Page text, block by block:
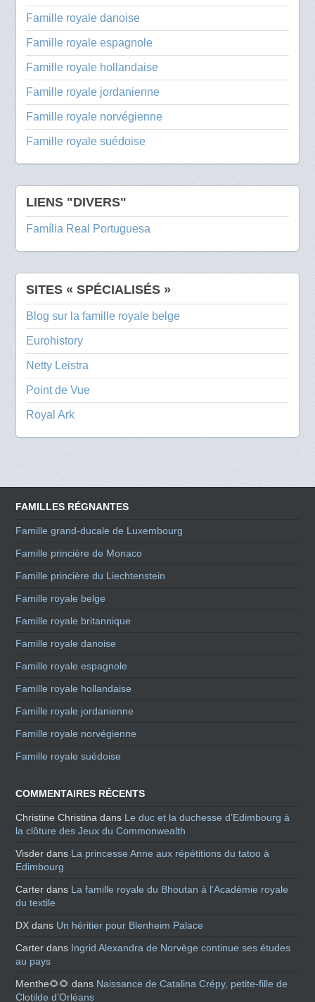
Famille royale danoise
Famille royale espagnole
Famille royale hollandaise
Famille royale jordanienne
Famille royale norvégienne
Famille royale suédoise
LIENS "DIVERS"
Família Real Portuguesa
SITES « SPÉCIALISÉS »
Blog sur la famille royale belge
Eurohistory
Netty Leistra
Point de Vue
Royal Ark
FAMILLES RÉGNANTES
Famille grand-ducale de Luxembourg
Famille princière de Monaco
Famille princière du Liechtenstein
Famille royale belge
Famille royale britannique
Famille royale danoise
Famille royale espagnole
Famille royale hollandaise
Famille royale jordanienne
Famille royale norvégienne
Famille royale suédoise
COMMENTAIRES RÉCENTS
Christine Christina dans Le duc et la duchesse d’Edimbourg à
la clôture des Jeux du Commonwealth
Visder dans La princesse Anne aux répétitions du tatoo à
Edimbourg
Carter dans La famille royale du Bhoutan à l’Académie royale
du textile
DX dans Un héritier pour Blenheim Palace
Carter dans Ingrid Alexandra de Norvège continue ses études
au pays
Menthe🌻🌻 dans Naissance de Catalina Crépy, petite-fille de
Clotilde d’Orléans